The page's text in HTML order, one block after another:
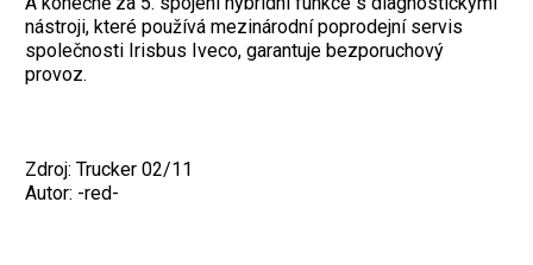
nástroji, které používá mezinárodní poprodejní servis
společnosti Irisbus Iveco, garantuje bezporuchový
provoz.
Zdroj: Trucker 02/11
Autor: -red-